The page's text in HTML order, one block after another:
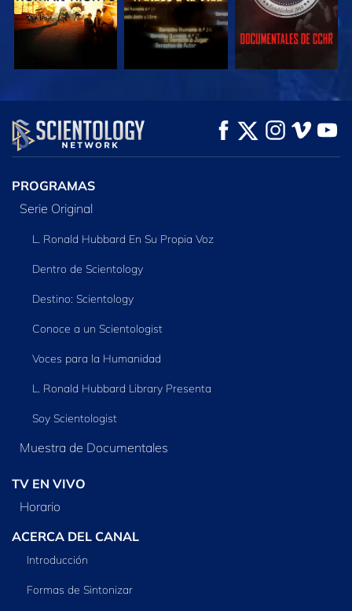
VE
EXPLORA LAS
SERIES
PROGRAMAS
Serie Original
L. Ronald Hubbard En Su Propia Voz
Dentro de Scientology
Destino: Scientology
Conoce a un Scientologist
Voces para la Humanidad
L. Ronald Hubbard Library Presenta
Soy Scientologist
Muestra de Documentales
TV EN VIVO
Horario
ACERCA DEL CANAL
Introducción
Formas de Sintonizar